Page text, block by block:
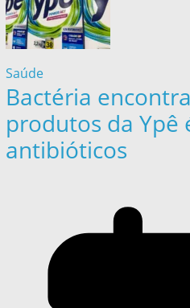
Saúde
Bactéria
produtos da Ypê
antibióticos